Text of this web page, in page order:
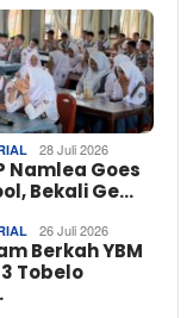
28 Juli 2026
Namlea Goes
Bekali Ge…
26 Juli 2026
Berkah YBM
Tobelo